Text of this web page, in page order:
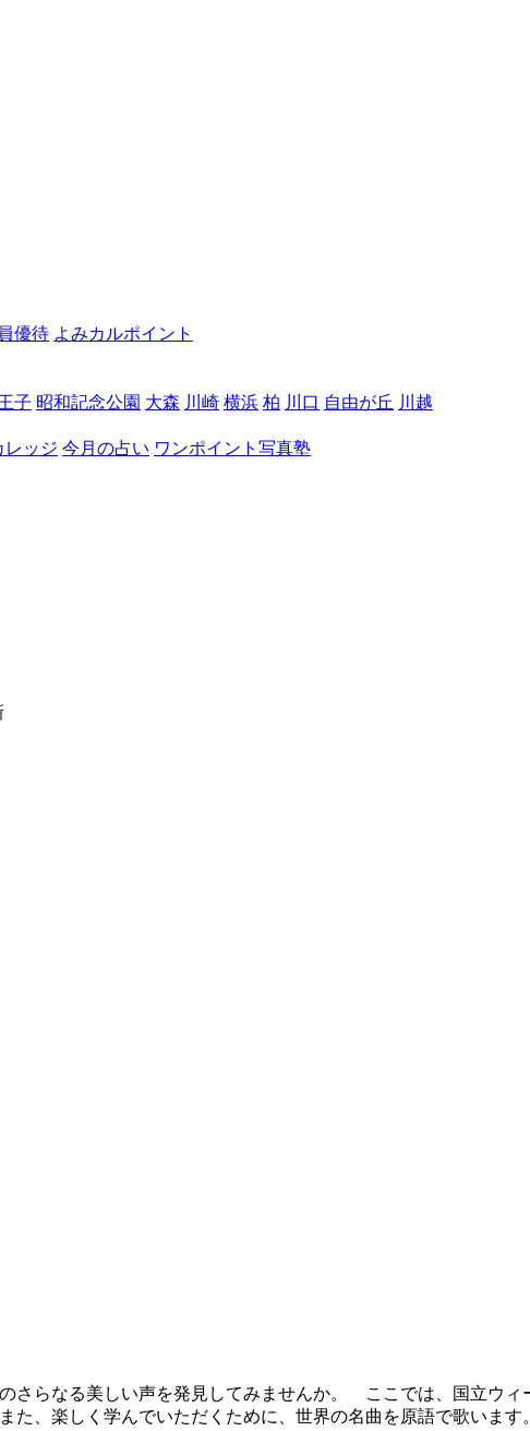
優待 よみカルポイント
子 昭和記念公園 大森 川崎 横浜 柏 川口 自由が丘 川越
レッジ 今月の占い ワンポイント写真塾
さらなる美しい声を発見してみませんか。 ここでは、国立ウ
、楽しく学んでいただくために、世界の名曲を原語で歌います。